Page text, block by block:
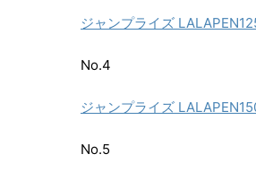
ジャンプライズ
No.4
ジャンプライズ
No.5